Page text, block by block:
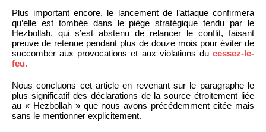
Plus important encore, le lancement de l’attaque confirmera
qu’elle est tombée dans le piège stratégique tendu par le
Hezbollah, qui s’est abstenu de relancer le conflit, faisant
preuve de retenue pendant plus de douze mois pour éviter de
succomber aux provocations et aux violations du cessez-le-
feu.
Nous concluons cet article en revenant sur le paragraphe le
plus significatif des déclarations de la source étroitement liée
au « Hezbollah » que nous avons précédemment citée mais
sans le mentionner explicitement.